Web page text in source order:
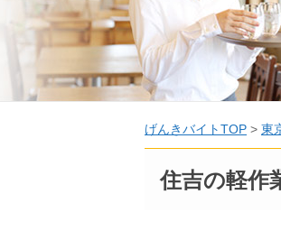
げんきバイトTOP > 東
住吉の軽作